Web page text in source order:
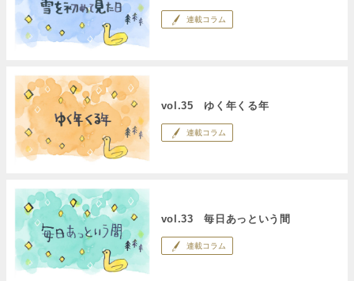
連載コラム
vol.35 ゆく年くる年
連載コラム
vol.33 毎日あっという間
連載コラム